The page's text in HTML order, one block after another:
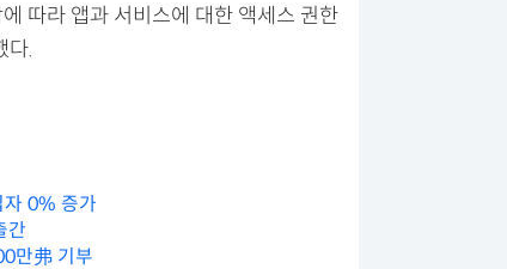
따라 앱과 서비스에 대한 액세스 권한
다.
0% 증가
간
만弗 기부